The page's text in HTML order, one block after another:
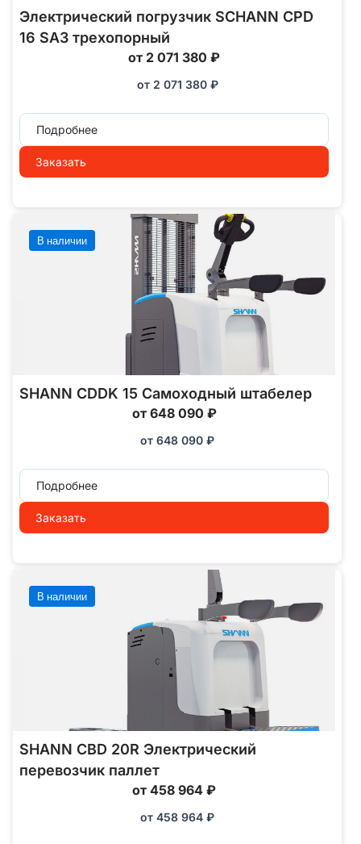
Электрический погрузчик SCHANN CPD
16 SA3 трехопорный
от 2 071 380 ₽
от 2 071 380 ₽
Подробнее
Заказать
В наличии
SHANN CDDK 15 Самоходный штабелер
от 648 090 ₽
от 648 090 ₽
Подробнее
Заказать
В наличии
SHANN CBD 20R Электрический
перевозчик паллет
от 458 964 ₽
от 458 964 ₽